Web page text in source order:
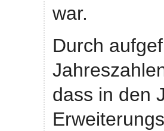
war.
Durch
dass in den